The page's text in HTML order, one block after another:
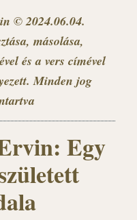
© 2024.06.04.
másolása,
és a vers címével
Minden jog
Egy